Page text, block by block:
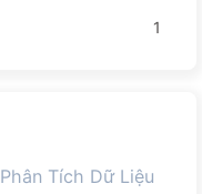
1
Phân Tích Dữ Liệu